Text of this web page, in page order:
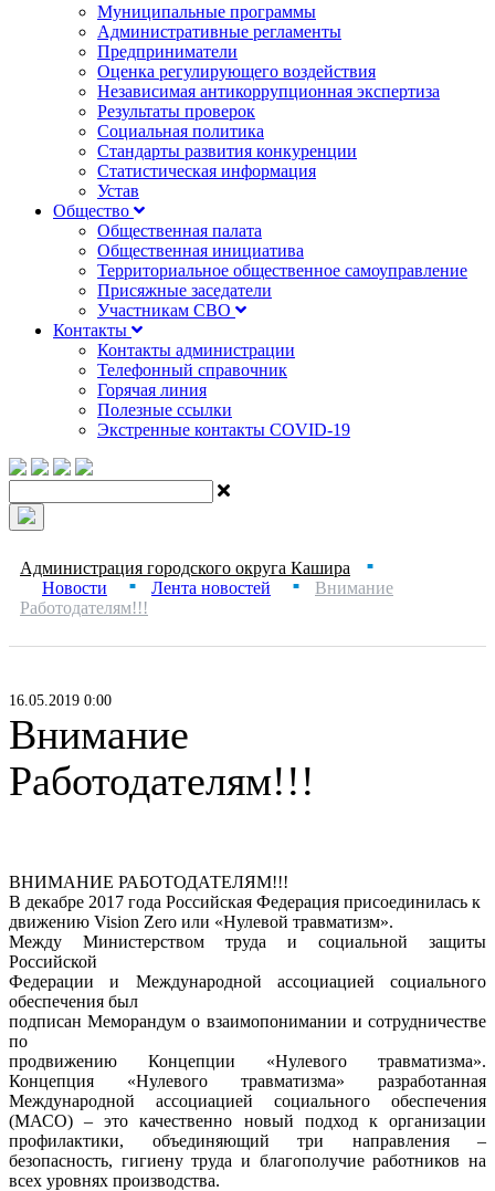
Муниципальные программы
Административные регламенты
Предприниматели
Оценка регулирующего воздействия
Независимая антикоррупционная экспертиза
Результаты проверок
Социальная политика
Стандарты развития конкуренции
Статистическая информация
Устав
Общество
Общественная палата
Общественная инициатива
Территориальное общественное самоуправление
Присяжные заседатели
Участникам СВО
Контакты
Контакты администрации
Телефонный справочник
Горячая линия
Полезные ссылки
Экстренные контакты COVID-19
Администрация городского округа Кашира ■
Новости ■ Лента новостей ■
Внимание
Работодателям!!!
16.05.2019 0:00
Внимание
Работодателям!!!
ВНИМАНИЕ РАБОТОДАТЕЛЯМ!!!
В декабре 2017 года Российская Федерация присоединилась к
движению Vision Zero или «Нулевой травматизм».
Между Министерством труда и социальной защиты
Российской
Федерации и Международной ассоциацией социального
обеспечения был
подписан Меморандум о взаимопонимании и сотрудничестве
по
продвижению Концепции «Нулевого травматизма».
Концепция «Нулевого травматизма» разработанная
Международной ассоциацией социального обеспечения
(МАСО) – это качественно новый подход к организации
профилактики, объединяющий три направления –
безопасность, гигиену труда и благополучие работников на
всех уровнях производства.